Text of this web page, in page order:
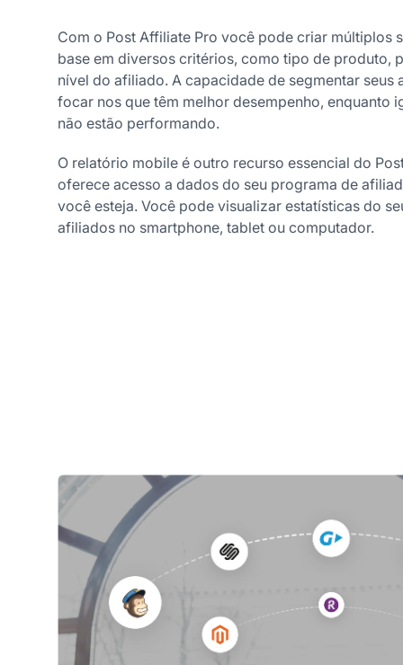
Com o Post Affiliate Pro você pode criar múltiplos
base em diversos critérios, como tipo de produto,
nível do afiliado. A capacidade de segmentar seus
focar nos que têm melhor desempenho, enquanto
não estão performando.
O relatório mobile é outro recurso essencial do
oferece acesso a dados do seu programa de
você esteja. Você pode visualizar estatísticas do
afiliados no smartphone, tablet ou computador.